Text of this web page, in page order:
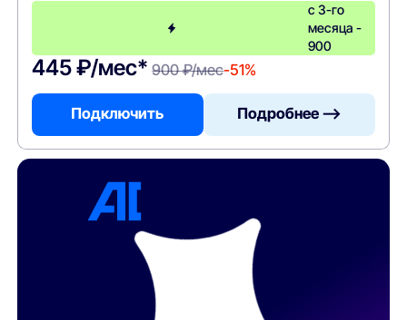
с 3-го
месяца -
900
445 ₽/мес* 900 ₽/мес-51%
Подключить Подробнее —>